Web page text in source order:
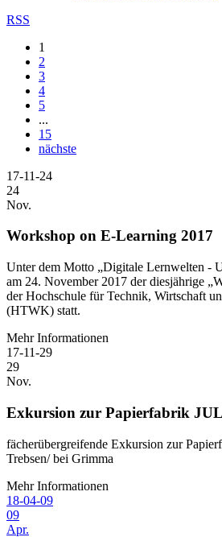
RSS
1
2
3
4
5
...
15
nächste
17-11-24
24
Nov.
Workshop on E-Learning 2017
Unter dem Motto „Digitale Lernwelten -
am 24. November 2017 der diesjährige
der Hochschule für Technik, Wirtschaft
(HTWK) statt.
Mehr Informationen
17-11-29
29
Nov.
Exkursion zur Papierfabrik
fächerübergreifende Exkursion zur
Trebsen/ bei Grimma
Mehr Informationen
18-04-09
09
Apr.